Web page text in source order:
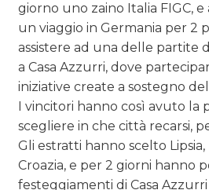
giorno uno zaino Italia FIGC,
un viaggio in Germania per 2
assistere ad una delle partite
a Casa Azzurri, dove
iniziative create a sostegno
I vincitori hanno così avuto la
scegliere in che città recarsi,
Gli estratti hanno scelto
Croazia, e per 2 giorni hanno
festeggiamenti di Casa